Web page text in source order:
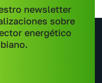
newsletter
sobre
energético